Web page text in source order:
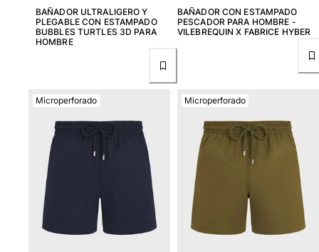
Camisetas
Pantalones
Camisas
Niña
Ver todo Niña
Bañadores Una Pieza
Rashguard
BAÑADOR ULTRALIGERO Y
PLEGABLE CON ESTAMPADO
BUBBLES TURTLES 3D PARA
HOMBRE
BAÑADOR CON ESTAMPADO
PESCADOR PARA HOMBRE -
VILEBREQUIN X FABRICE HYBER
Microperforado Microperforado